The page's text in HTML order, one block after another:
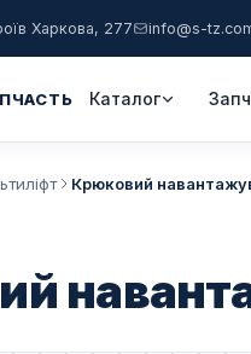
Харкова, 277 info@s-
Каталог
Крюковий